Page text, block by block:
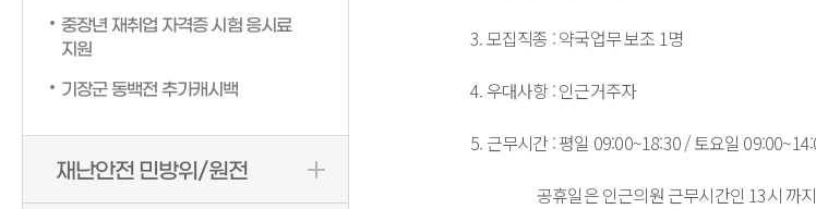
중장년 재취업 자격증 시험 응시료
지원
기장군 동백전 추가캐시백
재난안전 민방위/원전
3. 모집직종 : 약국업무 보조 1명
4. 우대사항 : 인근거주자